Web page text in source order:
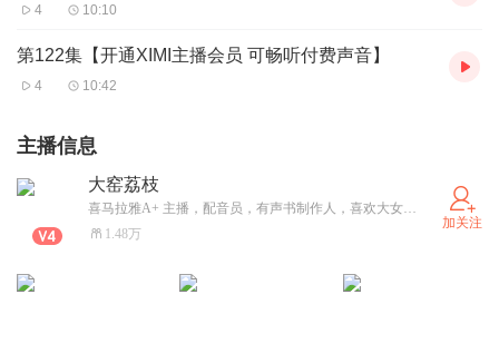
4 10:10
第122集【开通XIMI主播会员 可畅听付费声音】
4 10:42
主播信息
大窑荔枝
喜马拉雅A+ 主播，配音员，有声书制作人，喜欢大女主、重生穿越、逆袭人生、爆笑爽文的宝宝们一定不能错过大窑荔枝哟。
1.48万
加关注